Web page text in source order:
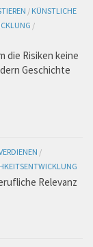
/ KÜNSTLICHE
/
die Risiken keine
Geschichte
/
Relevanz